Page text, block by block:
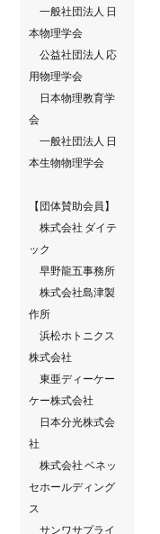
一般社団法人 日
本物理学会
公益社団法人 応
用物理学会
日本物理教育学
会
一般社団法人 日
本生物物理学会
【団体賛助会員】
株式会社 ダイテ
ック
早野龍五事務所
株式会社島津製
作所
浜松ホトニクス
株式会社
東亜ディーケー
ケー株式会社
日本分光株式会
社
株式会社 ベネッ
セホールディング
ス
サンワサプライ